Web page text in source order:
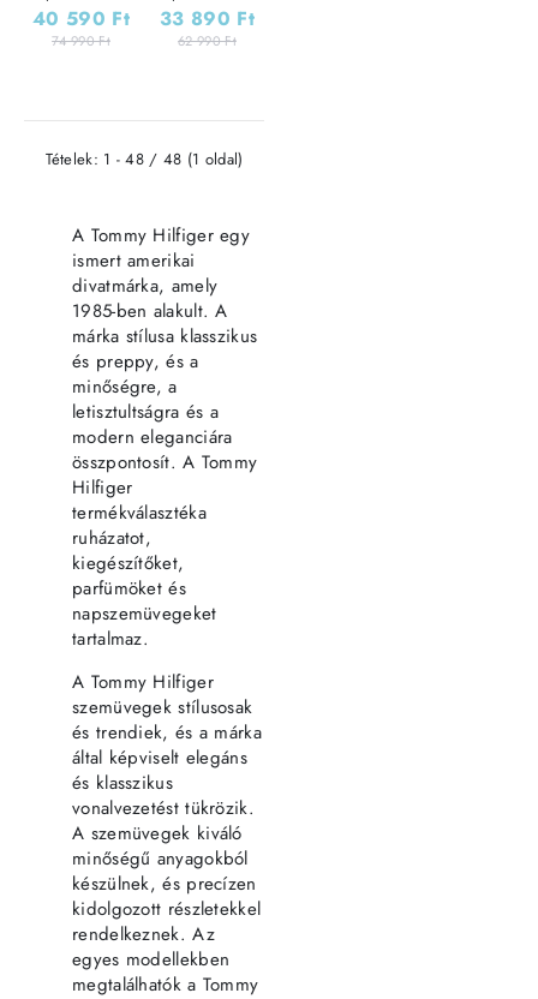
2087s - BLUE /
BLUE
40 590 Ft
74 990 Ft
2067s - BLUE /
BLUE
33 890 Ft
62 990 Ft
Tételek: 1 - 48 / 48 (1 oldal)
A Tommy Hilfiger egy
ismert amerikai
divatmárka, amely
1985-ben alakult. A
márka stílusa klasszikus
és preppy, és a
minőségre, a
letisztultságra és a
modern eleganciára
összpontosít. A Tommy
Hilfiger
termékválasztéka
ruházatot,
kiegészítőket,
parfümöket és
napszemüvegeket
tartalmaz.
A Tommy Hilfiger
szemüvegek stílusosak
és trendiek, és a márka
által képviselt elegáns
és klasszikus
vonalvezetést tükrözik.
A szemüvegek kiváló
minőségű anyagokból
készülnek, és precízen
kidolgozott részletekkel
rendelkeznek. Az
egyes modellekben
megtalálhatók a Tommy